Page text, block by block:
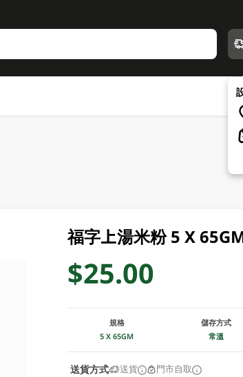
福字上湯米粉 5 X
$25.00
規格
5 X 65GM
儲存方式
常溫
送貨方式 送貨 門市自取